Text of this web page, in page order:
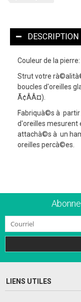
Couleur de la pierre:
Strut votre
boucles d'oreilles
Ã¢ÂÂ¤).
Fabriquà©s à partir
d'oreilles mesurent
attachà©s à un
oreilles percà©es.
LIENS UTILES